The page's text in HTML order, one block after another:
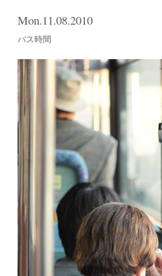
Mon.11.08.2010
バス時間